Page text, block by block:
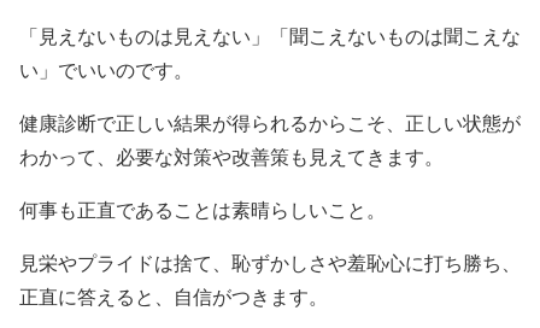
「見えないものは見えない」「聞こえないものは聞こえな
い」でいいのです。
健康診断で正しい結果が得られるからこそ、正しい状態が
わかって、必要な対策や改善策も見えてきます。
何事も正直であることは素晴らしいこと。
見栄やプライドは捨て、恥ずかしさや羞恥心に打ち勝ち、
正直に答えると、自信がつきます。